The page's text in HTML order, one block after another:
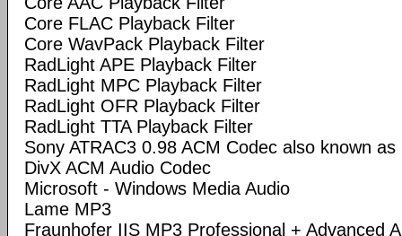
Core FLAC Playback Filter
Core WavPack Playback Filter
RadLight APE Playback Filter
RadLight MPC Playback Filter
RadLight OFR Playback Filter
RadLight TTA Playback Filter
Sony ATRAC3 0.98 ACM Codec also known as
DivX ACM Audio Codec
Microsoft - Windows Media Audio
Lame MP3
Fraunhofer IIS MP3 Professional + Advanced